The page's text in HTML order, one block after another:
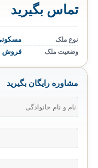
تماس بگیرید
نوع ملک
مسکونی
وضعیت ملک
فروش
مشاوره رایگان بگیرید